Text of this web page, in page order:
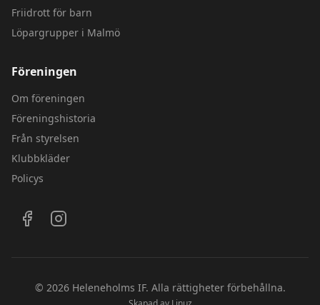
Friidrott för barn
Löpargrupper i Malmö
Föreningen
Om föreningen
Föreningshistoria
Från styrelsen
Klubbkläder
Policys
Följ oss på sociala medier
© 2026Heleneholms IF. Alla rättigheter förbehållna.